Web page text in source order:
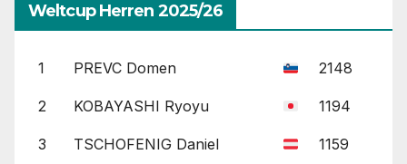
Weltcup Herren 2025/26
1 PREVC Domen 2148
2 KOBAYASHI Ryoyu 1194
3 TSCHOFENIG Daniel 1159